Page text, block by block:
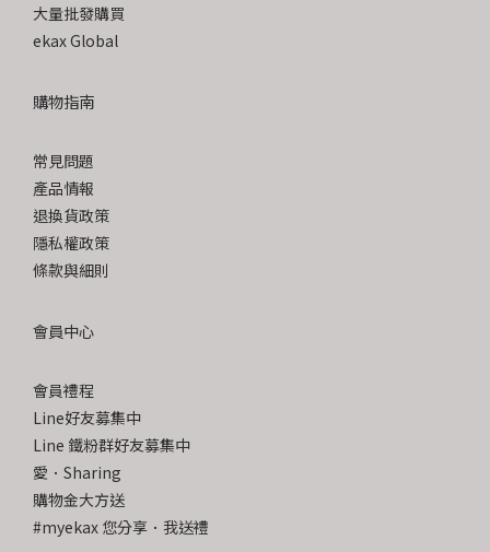
大量批發購買
ekax Global
購物指南
常見問題
產品情報
退換貨政策
隱私權政策
條款與細則
會員中心
會員禮程
Line好友募集中
Line 鐵粉群好友募集中
愛．Sharing
購物金大方送
#myekax 您分享．我送禮